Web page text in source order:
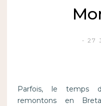
27
Parfois, le temps
remontons en